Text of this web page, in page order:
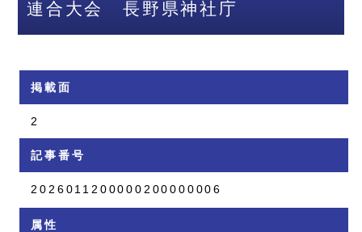
連合大会 長野県神社庁
掲載面
2
記事番号
2026011200000200000006
属性